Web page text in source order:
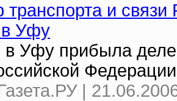
транспорта и
Уфу
Уфу прибыла
|